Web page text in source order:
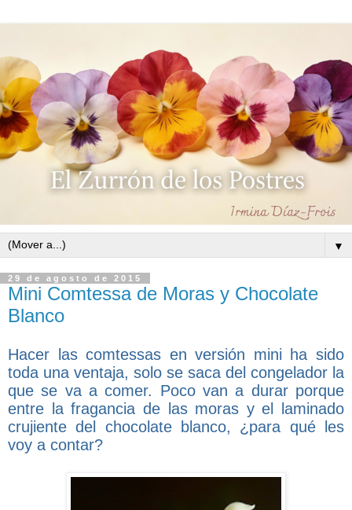
▼
29 de agosto de 2015
Mini Comtessa de Moras y Chocolate
Blanco
Hacer las comtessas en versión mini ha sido
toda una ventaja, solo se saca del congelador la
que se va a comer. Poco van a durar porque
entre la fragancia de las moras y el laminado
crujiente del chocolate blanco, ¿para qué les
voy a contar?